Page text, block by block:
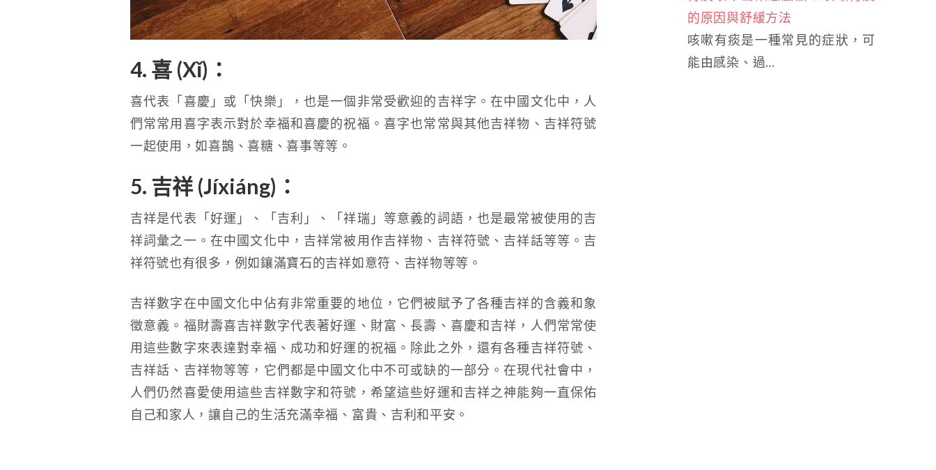
4. 喜 (Xǐ)：
喜代表「喜慶」或「快樂」，也是一個非常受歡迎的吉祥字。在中國文化中，人
們常常用喜字表示對於幸福和喜慶的祝福。喜字也常常與其他吉祥物、吉祥符號
一起使用，如喜鵲、喜糖、喜事等等。
5. 吉祥 (Jíxiáng)：
吉祥是代表「好運」、「吉利」、「祥瑞」等意義的詞語，也是最常被使用的吉
祥詞彙之一。在中國文化中，吉祥常被用作吉祥物、吉祥符號、吉祥話等等。吉
祥符號也有很多，例如鑲滿寶石的吉祥如意符、吉祥物等等。
吉祥數字在中國文化中佔有非常重要的地位，它們被賦予了各種吉祥的含義和象
徵意義。福財壽喜吉祥數字代表著好運、財富、長壽、喜慶和吉祥，人們常常使
用這些數字來表達對幸福、成功和好運的祝福。除此之外，還有各種吉祥符號、
吉祥話、吉祥物等等，它們都是中國文化中不可或缺的一部分。在現代社會中，
人們仍然喜愛使用這些吉祥數字和符號，希望這些好運和吉祥之神能夠一直保佑
自己和家人，讓自己的生活充滿幸福、富貴、吉利和平安。
的原因與舒緩方法
咳嗽有痰是一種常見的症狀，可
能由感染、過…